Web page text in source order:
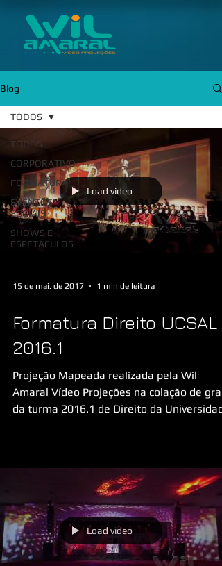
Blog
TODOS
CORPORATIVO
FORMATURA
EVENTOS
SOCIAIS
SHOWS E
ESPETÁCULOS
TODOS
Load video
15 de mai. de 2017 1 min de leitura
Formatura Direito UCSAL
2016.1
Projeção Mapeada realizada pela Wil
Amaral Vídeo Projeções na colação de grau
da turma 2016.1 de Direito da
Load video